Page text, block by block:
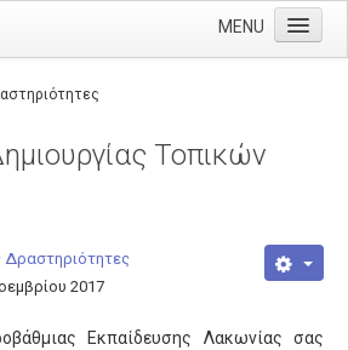
MENU
Τοπικών
Δραστηριότητες
2017
Εκπαίδευσης Λακωνίας σας